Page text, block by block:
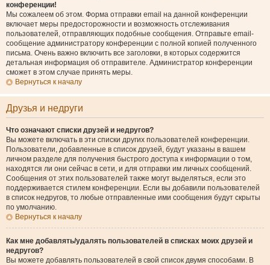
конференции!
Мы сожалеем об этом. Форма отправки email на данной конференции
включает меры предосторожности и возможность отслеживания
пользователей, отправляющих подобные сообщения. Отправьте email-
сообщение администратору конференции с полной копией полученного
письма. Очень важно включить все заголовки, в которых содержится
детальная информация об отправителе. Администратор конференции
сможет в этом случае принять меры.
Вернуться к началу
Друзья и недруги
Что означают списки друзей и недругов?
Вы можете включать в эти списки других пользователей конференции.
Пользователи, добавленные в список друзей, будут указаны в вашем
личном разделе для получения быстрого доступа к информации о том,
находятся ли они сейчас в сети, и для отправки им личных сообщений.
Сообщения от этих пользователей также могут выделяться, если это
поддерживается стилем конференции. Если вы добавили пользователей
в список недругов, то любые отправленные ими сообщения будут скрыты
по умолчанию.
Вернуться к началу
Как мне добавлять/удалять пользователей в списках моих друзей и
недругов?
Вы можете добавлять пользователей в свой список двумя способами. В